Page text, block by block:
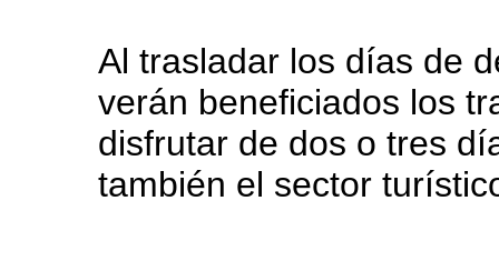
Al trasladar los días de
verán beneficiados los
disfrutar de dos o tres
también el sector